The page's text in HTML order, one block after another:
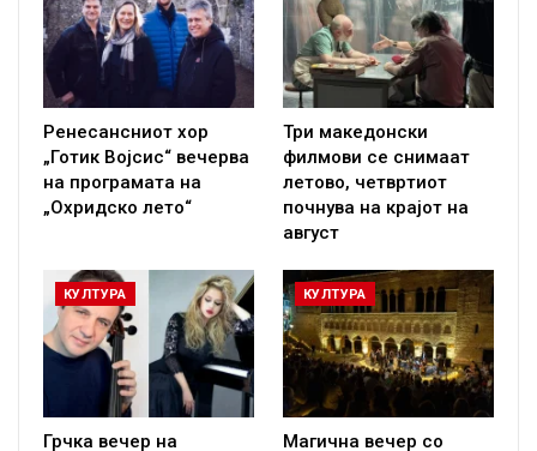
Ренесансниот хор
„Готик Војсис“ вечерва
на програмата на
„Охридско лето“
Три македонски
филмови се снимаат
летово, четвртиот
почнува на крајот на
август
КУЛТУРА
Грчка вечер на
КУЛТУРА
Магична вечер со